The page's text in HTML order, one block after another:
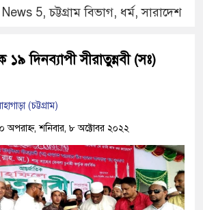
5,চট্টগ্রাম বিভাগ, ধর্ম,সারাদেশ
দিনব্যাপী সীরাতুন্নবী (সঃ)
(চট্টগ্রাম)
অপরাহ্ন, শনিবার, ৮ অক্টোবর ২০২২